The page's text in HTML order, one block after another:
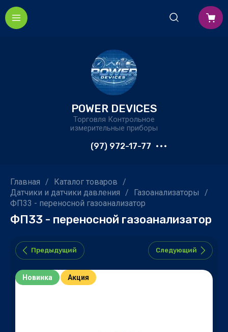
POWER DEVICES
Торговля Контрольное
измерительные приборы
(97) 972-17-77
Главная / Каталог товаров /
Датчики и датчики давления / Газоанализаторы
/
ФП33 - переносной газоанализатор
ФП33 - переносной газоанализатор
Предыдущий Следующий
Новинка Акция